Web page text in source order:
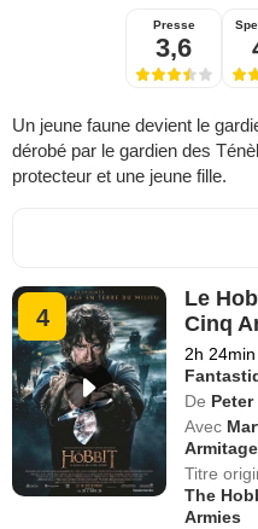
Presse
3,6
Un jeune faune devient le
dérobé par le gardien des
protecteur et une jeune fille.
4
Le
Cinq
2h 24min
De
Avec
Armitage
Titre
The
Armies